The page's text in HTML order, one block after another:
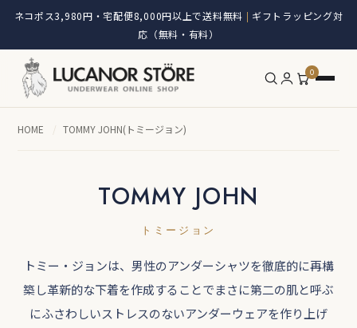
ネコポス3,980円・宅配便8,000円以上で送料無料 | ギフトラッピング対
応（無料・有料）
0
HOME / TOMMY JOHN(トミージョン)
TOMMY JOHN
トミージョン
トミー・ジョンは、男性のアンダーシャツを徹底的に再構
築し革新的な下着を作成することでまさに第二の肌と呼ぶ
にふさわしいストレスのないアンダーウェアを作り上げ